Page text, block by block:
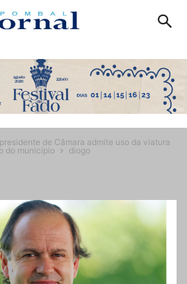
de Câmara admite uso da viatura
do município
diogo